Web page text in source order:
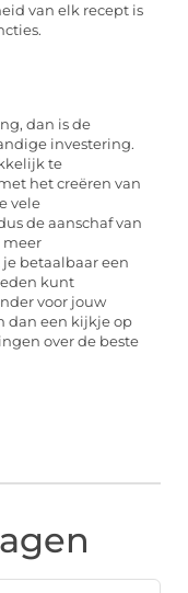
van elk recept is
dan is de
investering.
te
het creëren van
vele
de aanschaf van
meer
betaalbaar een
kunt
voor jouw
dan een kijkje op
over de beste